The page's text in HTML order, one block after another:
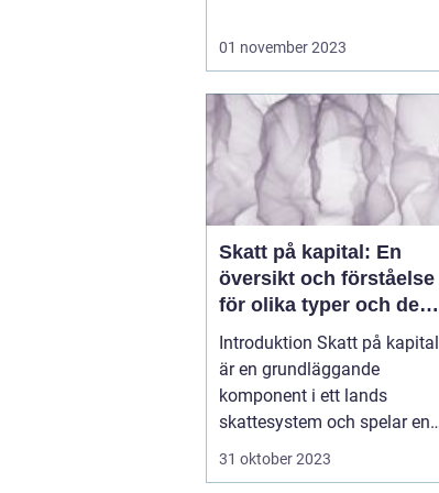
01 november 2023
Skatt på kapital: En
översikt och förståelse
för olika typer och dess
historiska implikationer
Introduktion Skatt på kapital
är en grundläggande
komponent i ett lands
skattesystem och spelar en
...
31 oktober 2023